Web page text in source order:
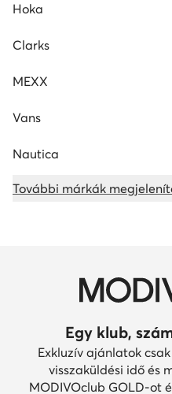
Hoka
Clarks
MEXX
Vans
Nautica
További márkák
Egy klub,
Exkluzív ajánlatok
visszaküldési idő és
MODIVOclub GOLD-ot